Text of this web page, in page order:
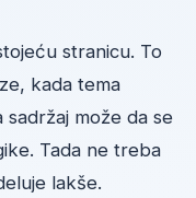
stranicu. To
kada tema
može da se
Tada ne treba
lakše.